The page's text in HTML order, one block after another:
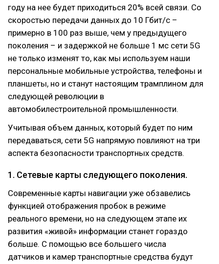
году на нее будет приходиться 20% всей связи. Со
скоростью передачи данных до 10 Гбит/с –
примерно в 100 раз выше, чем у предыдущего
поколения – и задержкой не больше 1 мс сети 5G
не только изменят то, как мы используем наши
персональные мобильные устройства, телефоны и
планшеты, но и станут настоящим трамплином для
следующей революции в
автомобилестроительной промышленности.
Учитывая объем данных, который будет по ним
передаваться, сети 5G напрямую повлияют на три
аспекта безопасности транспортных средств.
1. Сетевые карты следующего поколения.
Современные карты навигации уже обзавелись
функцией отображения пробок в режиме
реального времени, но на следующем этапе их
развития «живой» информации станет гораздо
больше. С помощью все большего числа
датчиков и камер транспортные средства будут